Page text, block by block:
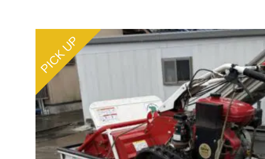
PICK UP